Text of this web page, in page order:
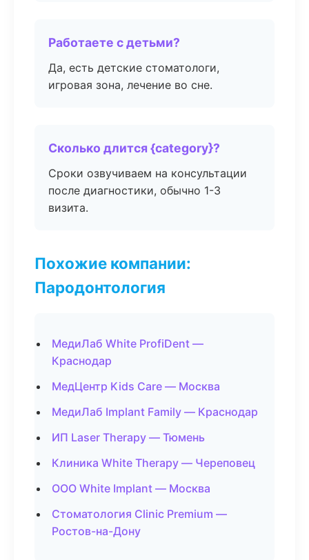
Работаете с детьми?
Да, есть детские стоматологи,
игровая зона, лечение во сне.
Сколько длится {category}?
Сроки озвучиваем на консультации
после диагностики, обычно 1-3
визита.
Похожие компании:
Пародонтология
МедиЛаб White ProfiDent —
Краснодар
МедЦентр Kids Care — Москва
МедиЛаб Implant Family — Краснодар
ИП Laser Therapy — Тюмень
Клиника White Therapy — Череповец
ООО White Implant — Москва
Стоматология Clinic Premium —
Ростов-на-Дону